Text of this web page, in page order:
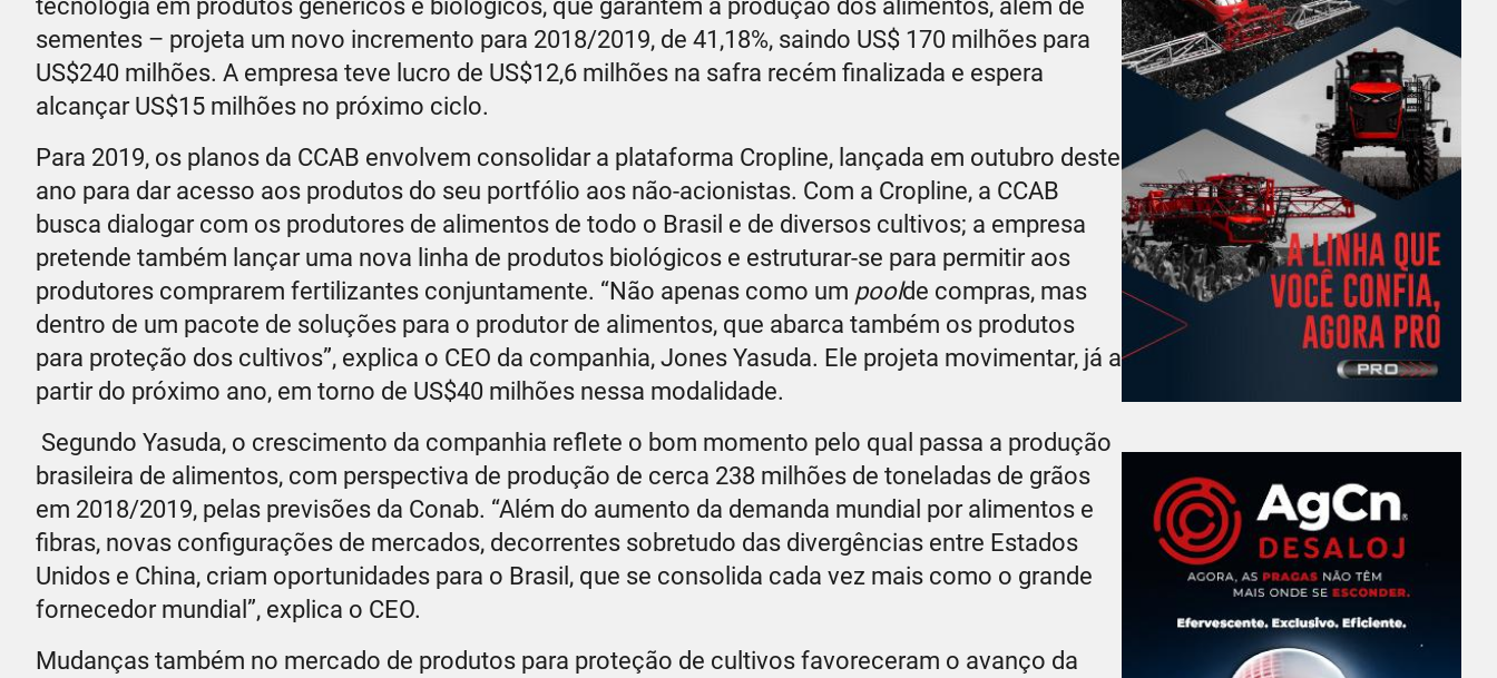
tecnologia em produtos genéricos e biológicos, que garantem a produção dos alimentos, além de
sementes – projeta um novo incremento para 2018/2019, de 41,18%, saindo US$ 170 milhões para
US$240 milhões. A empresa teve lucro de US$12,6 milhões na safra recém finalizada e espera
alcançar US$15 milhões no próximo ciclo.
Para 2019, os planos da CCAB envolvem consolidar a plataforma Cropline, lançada em outubro deste
ano para dar acesso aos produtos do seu portfólio aos não-acionistas. Com a Cropline, a CCAB
busca dialogar com os produtores de alimentos de todo o Brasil e de diversos cultivos; a empresa
pretende também lançar uma nova linha de produtos biológicos e estruturar-se para permitir aos
produtores comprarem fertilizantes conjuntamente. “Não apenas como um poolde compras, mas
dentro de um pacote de soluções para o produtor de alimentos, que abarca também os produtos
para proteção dos cultivos”, explica o CEO da companhia, Jones Yasuda. Ele projeta movimentar, já a
partir do próximo ano, em torno de US$40 milhões nessa modalidade.
Segundo Yasuda, o crescimento da companhia reflete o bom momento pelo qual passa a produção
brasileira de alimentos, com perspectiva de produção de cerca 238 milhões de toneladas de grãos
em 2018/2019, pelas previsões da Conab. “Além do aumento da demanda mundial por alimentos e
fibras, novas configurações de mercados, decorrentes sobretudo das divergências entre Estados
Unidos e China, criam oportunidades para o Brasil, que se consolida cada vez mais como o grande
fornecedor mundial”, explica o CEO.
Mudanças também no mercado de produtos para proteção de cultivos favoreceram o avanço da